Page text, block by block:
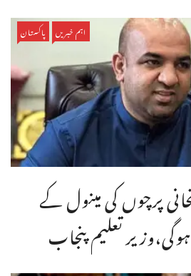
اہم خبریں پاکستان
پرچوں کی مینول کے
تعلیم پنجاب